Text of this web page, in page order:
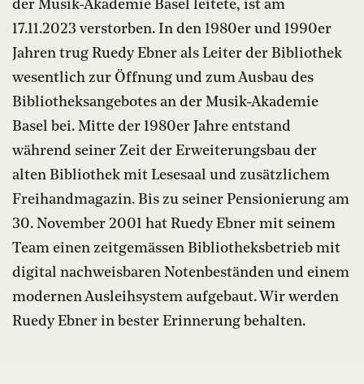
der Musik-Akademie Basel leitete, ist am
17.11.2023 verstorben. In den 1980er und 1990er
Jahren trug Ruedy Ebner als Leiter der Bibliothek
wesentlich zur Öffnung und zum Ausbau des
Bibliotheksangebotes an der Musik-Akademie
Basel bei. Mitte der 1980er Jahre entstand
während seiner Zeit der Erweiterungsbau der
alten Bibliothek mit Lesesaal und zusätzlichem
Freihandmagazin. Bis zu seiner Pensionierung am
30. November 2001 hat Ruedy Ebner mit seinem
Team einen zeitgemässen Bibliotheksbetrieb mit
digital nachweisbaren Notenbeständen und einem
modernen Ausleihsystem aufgebaut. Wir werden
Ruedy Ebner in bester Erinnerung behalten.